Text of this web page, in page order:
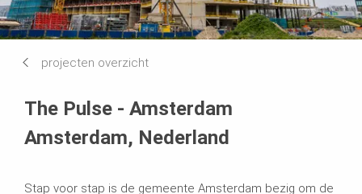
projecten overzicht
The Pulse - Amsterdam
Amsterdam, Nederland
Stap voor stap is de gemeente Amsterdam bezig om de